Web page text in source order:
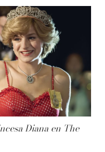
Diana en The